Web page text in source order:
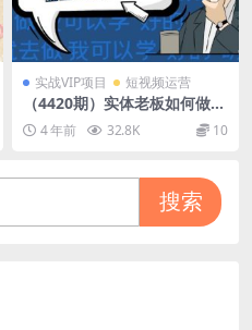
实战VIP项目 短视频运营
（4420期）实体老板如何做短
视频：带你玩转短视频全套操
作流程，流量+业绩倍增！
4 年前 32.8K 10
搜索